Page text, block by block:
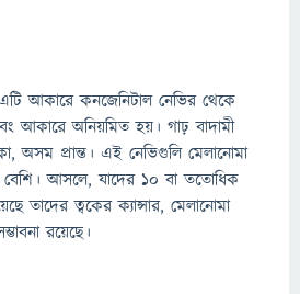
এটি আকারে কনজেনিটাল নেভির থেকে
আকারে অনিয়মিত হয়। গাঢ় বাদামী
অসম প্রান্ত। এই নেভিগুলি মেলানোমা
বেশি। আসলে, যাদের ১০ বা ততোধিক
তাদের ত্বকের ক্যান্সার, মেলানোমা
রয়েছে।